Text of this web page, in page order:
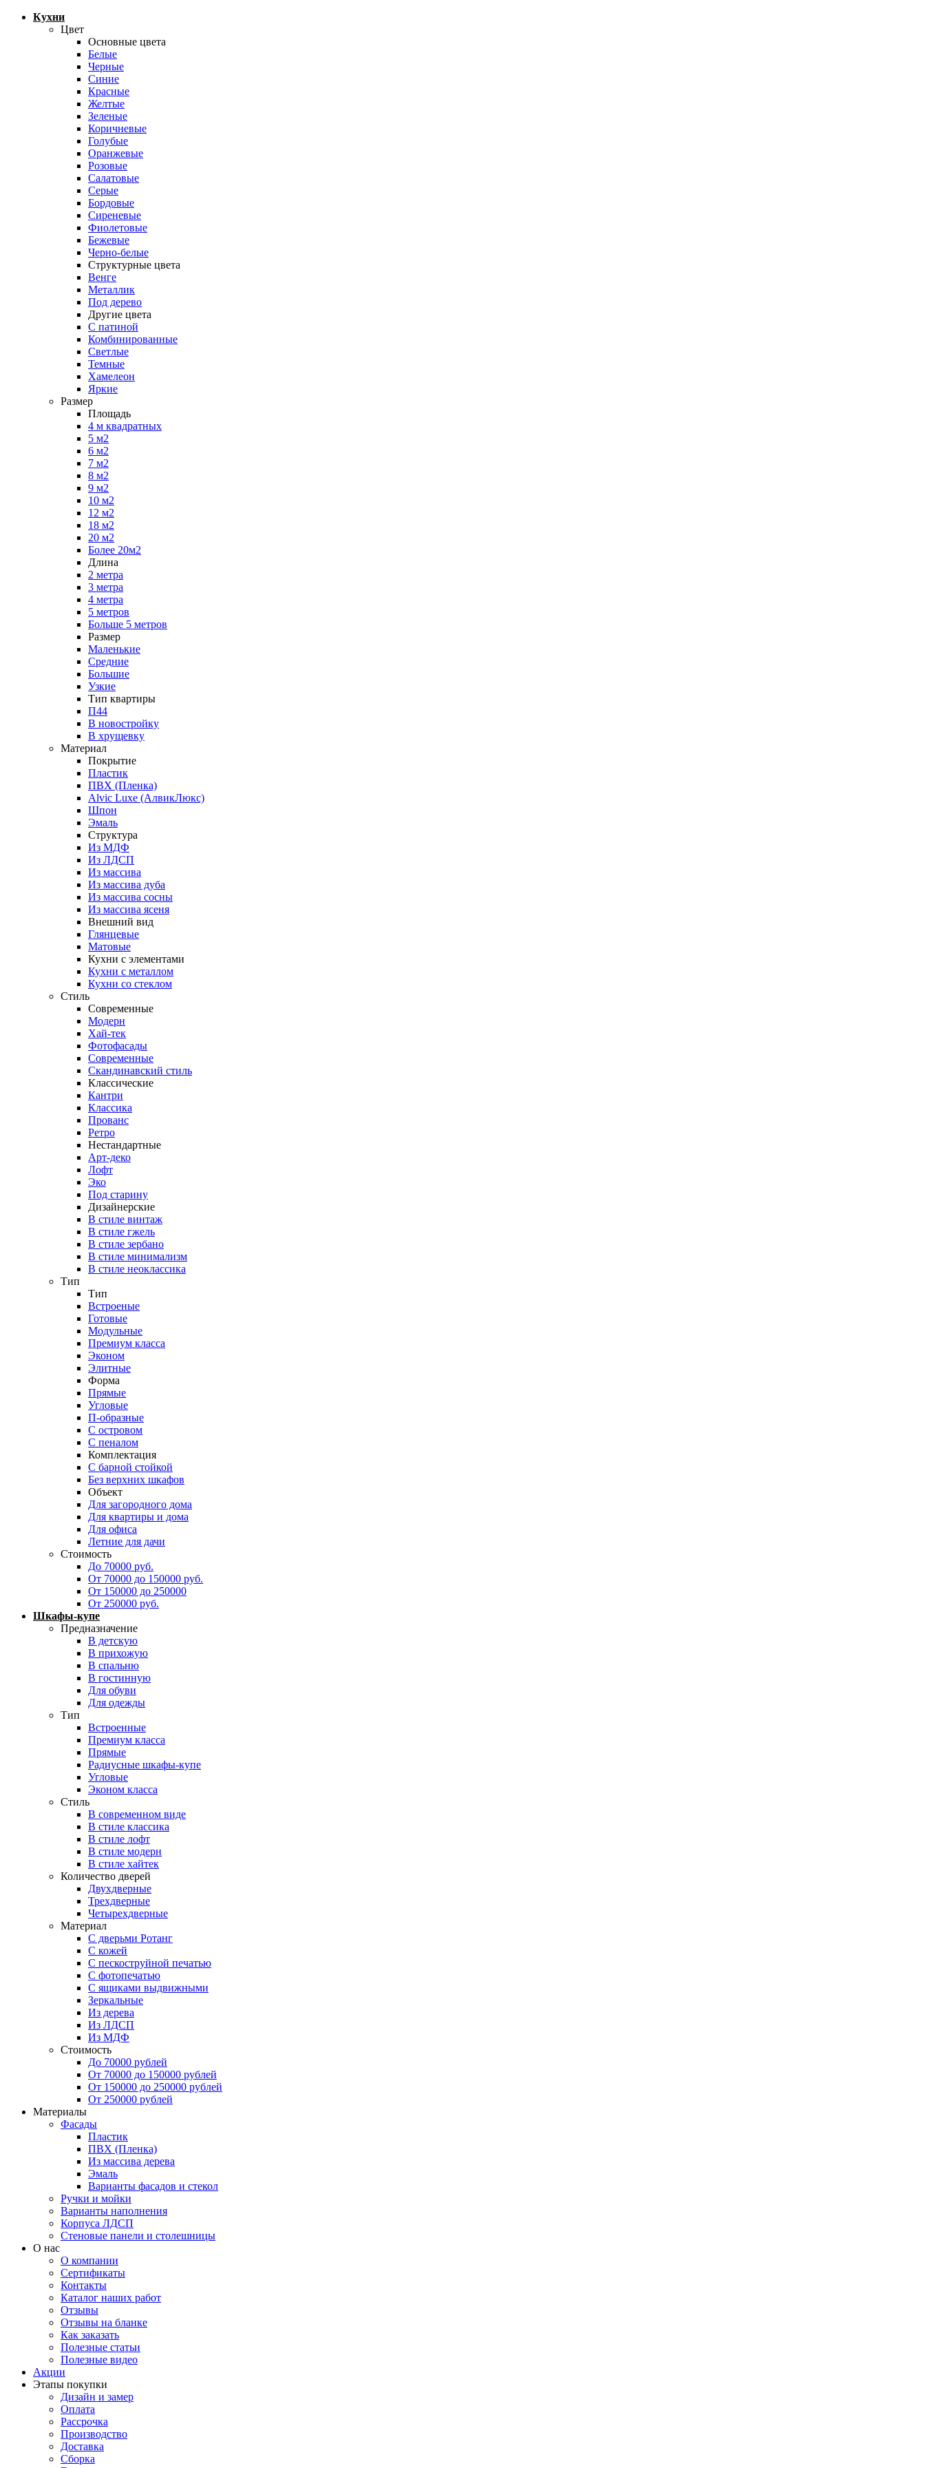
Кухни
Цвет
Основные цвета
Белые
Черные
Синие
Красные
Желтые
Зеленые
Коричневые
Голубые
Оранжевые
Розовые
Салатовые
Серые
Бордовые
Сиреневые
Фиолетовые
Бежевые
Черно-белые
Структурные цвета
Венге
Металлик
Под дерево
Другие цвета
С патиной
Комбинированные
Светлые
Темные
Хамелеон
Яркие
Размер
Площадь
4 м квадратных
5 м2
6 м2
7 м2
8 м2
9 м2
10 м2
12 м2
18 м2
20 м2
Более 20м2
Длина
2 метра
3 метра
4 метра
5 метров
Больше 5 метров
Размер
Маленькие
Средние
Большие
Узкие
Тип квартиры
П44
В новостройку
В хрущевку
Материал
Покрытие
Пластик
ПВХ (Пленка)
Alvic Luxe (АлвикЛюкс)
Шпон
Эмаль
Структура
Из МДФ
Из ЛДСП
Из массива
Из массива дуба
Из массива сосны
Из массива ясеня
Внешний вид
Глянцевые
Матовые
Кухни с элементами
Кухни с металлом
Кухни со стеклом
Стиль
Современные
Модерн
Хай-тек
Фотофасады
Современные
Скандинавский стиль
Классические
Кантри
Классика
Прованс
Ретро
Нестандартные
Арт-деко
Лофт
Эко
Под старину
Дизайнерские
В стиле винтаж
В стиле гжель
В стиле зербано
В стиле минимализм
В стиле неоклассика
Тип
Тип
Встроеные
Готовые
Модульные
Премиум класса
Эконом
Элитные
Форма
Прямые
Угловые
П-образные
С островом
С пеналом
Комплектация
C барной стойкой
Без верхних шкафов
Объект
Для загородного дома
Для квартиры и дома
Для офиса
Летние для дачи
Стоимость
До 70000 руб.
От 70000 до 150000 руб.
От 150000 до 250000
От 250000 руб.
Шкафы-купе
Предназначение
В детскую
В прихожую
В спальню
В гостинную
Для обуви
Для одежды
Тип
Встроенные
Премиум класса
Прямые
Радиусные шкафы-купе
Угловые
Эконом класса
Стиль
В современном виде
В стиле классика
В стиле лофт
В стиле модерн
В стиле хайтек
Количество дверей
Двухдверные
Трехдверные
Четырехдверные
Материал
C дверьми Ротанг
C кожей
C пескоструйной печатью
C фотопечатью
C ящиками выдвижными
Зеркальные
Из дерева
Из ЛДСП
Из МДФ
Стоимость
До 70000 рублей
От 70000 до 150000 рублей
От 150000 до 250000 рублей
От 250000 рублей
Материалы
Фасады
Пластик
ПВХ (Пленка)
Из массива дерева
Эмаль
Варианты фасадов и стекол
Ручки и мойки
Варианты наполнения
Корпуса ЛДСП
Стеновые панели и столешницы
О нас
О компании
Сертификаты
Контакты
Каталог наших работ
Отзывы
Отзывы на бланке
Как заказать
Полезные статьи
Полезные видео
Акции
Этапы покупки
Дизайн и замер
Оплата
Рассрочка
Производство
Доставка
Сборка